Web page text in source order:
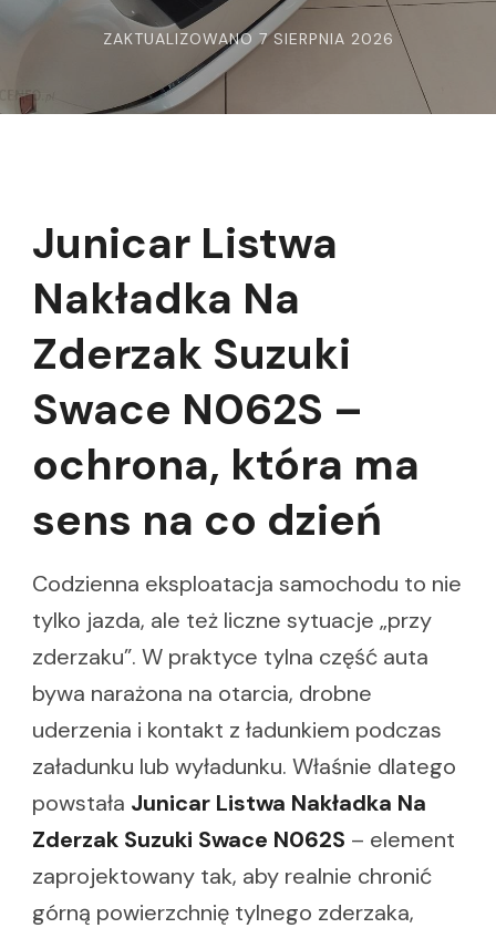
ZAKTUALIZOWANO7 SIERPNIA 2026
Junicar Listwa
Nakładka Na
Zderzak Suzuki
Swace N062S –
ochrona, która ma
sens na co dzień
Codzienna eksploatacja samochodu to nie
tylko jazda, ale też liczne sytuacje „przy
zderzaku”. W praktyce tylna część auta
bywa narażona na otarcia, drobne
uderzenia i kontakt z ładunkiem podczas
załadunku lub wyładunku. Właśnie dlatego
powstała Junicar Listwa Nakładka Na
Zderzak Suzuki Swace N062S – element
zaprojektowany tak, aby realnie chronić
górną powierzchnię tylnego zderzaka,